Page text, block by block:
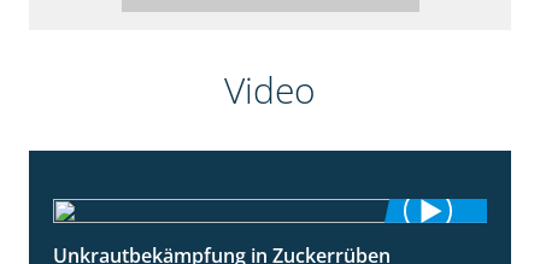
Video
Unkrautbekämpfung in Zuckerrüben